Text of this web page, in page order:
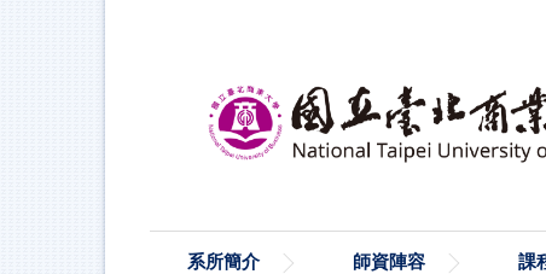
系所簡介 師資陣容 課